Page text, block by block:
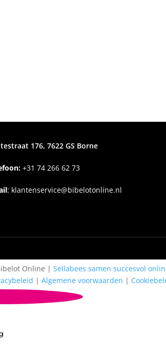
176, 7622 GS Borne
+3174 266 62 73
: klantenservice@bibelotonline.nl
Online |Sellabees samen succesvol
|Algemene voorwaarden |